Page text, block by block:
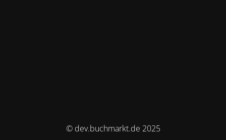
© dev.buchmarkt.de 2025